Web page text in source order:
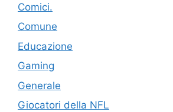
Comici.
Comune
Educazione
Gaming
Generale
Giocatori della NFL